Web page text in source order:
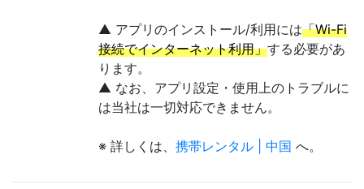
▲ アプリのインストール/利用には「Wi-Fi
接続でインターネット利用」する必要があ
ります。
▲ なお、アプリ設定・使用上のトラブルに
は当社は一切対応できません。
※ 詳しくは、 携帯レンタル | 中国 へ。